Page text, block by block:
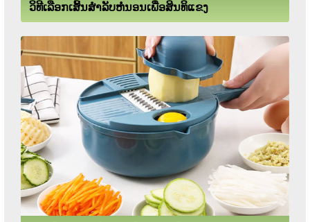
ວິທີເລືອກເສິ້ນສຳລັບຫໍ່ນອນເພື່ອສິນທິແຂງ